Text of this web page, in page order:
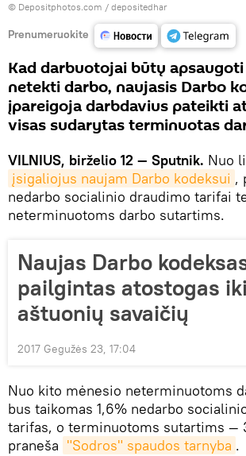
© Depositphotos.com / depositedhar
Prenumeruokite
Kad darbuotojai būtų
netekti darbo, naujasis Darbo
įpareigoja darbdavius pateikti
visas sudarytas terminuotas
VILNIUS, birželio 12 — Sputnik. Nuo
įsigaliojus naujam Darbo kodeksui ,
nedarbo socialinio draudimo tarifai
neterminuotoms darbo sutartims.
Naujas Darbo
pailgintas atostogas iki
aštuonių savaičių
2017 Gegužės 23, 17:04
Nuo kito mėnesio neterminuotoms
bus taikomas 1,6% nedarbo
tarifas, o terminuotoms sutartims —
praneša "Sodros" spaudos tarnyba .